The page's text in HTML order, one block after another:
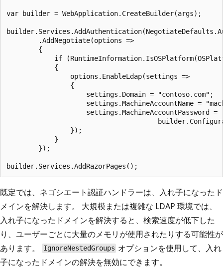
var builder = WebApplication.CreateBuilder(args);
        .AddNegotiate(options =>
        {
if
            {
                options.EnableLdap(settings =>
                {
                    settings.Domain = "contoso.com";
settings.MachineAccountName =
                    settings.MachineAccountPassword =
                });
            }
        });
既定では、ネゴシエート認証ハンドラーは、入れ子になったド
メインを解決します。 大規模または複雑な LDAP 環境では、
入れ子になったドメインを解決すると、検索速度が低下した
り、ユーザーごとに大量のメモリが使用されたりする可能性が
あります。
IgnoreNestedGroups オプションを使用して、入れ
子になったドメインの解決を無効にできます。